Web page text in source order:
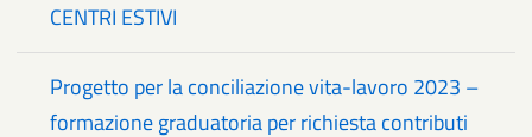
CENTRI ESTIVI
Progetto per la conciliazione vita-lavoro 2023 –
formazione graduatoria per richiesta contributi